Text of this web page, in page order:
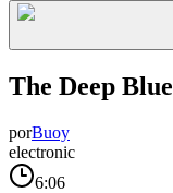
The Deep Blue
porBuoy
electronic
6:06